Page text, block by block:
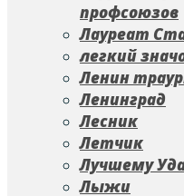
профсоюзов
Лауреат
легкий
Ленин
Ленинград
Лесник
Летчик
Лучшему
Лыжи